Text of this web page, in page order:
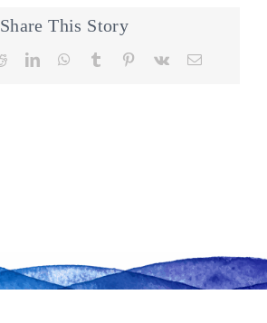
Share This Story
RedditLinkedInWhatsApp
Tumblr Pinterest
Vk Email